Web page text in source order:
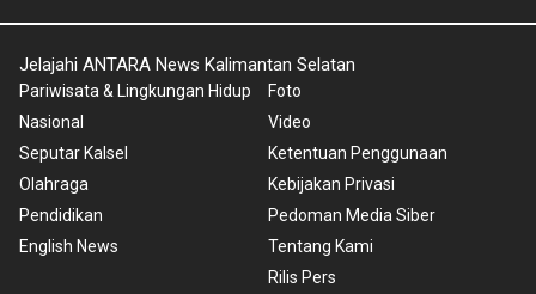
Jelajahi ANTARA News Kalimantan Selatan
Pariwisata & Lingkungan Hidup
Nasional
Seputar Kalsel
Olahraga
Pendidikan
English News
Foto
Video
Ketentuan Penggunaan
Kebijakan Privasi
Pedoman Media Siber
Tentang Kami
Rilis Pers